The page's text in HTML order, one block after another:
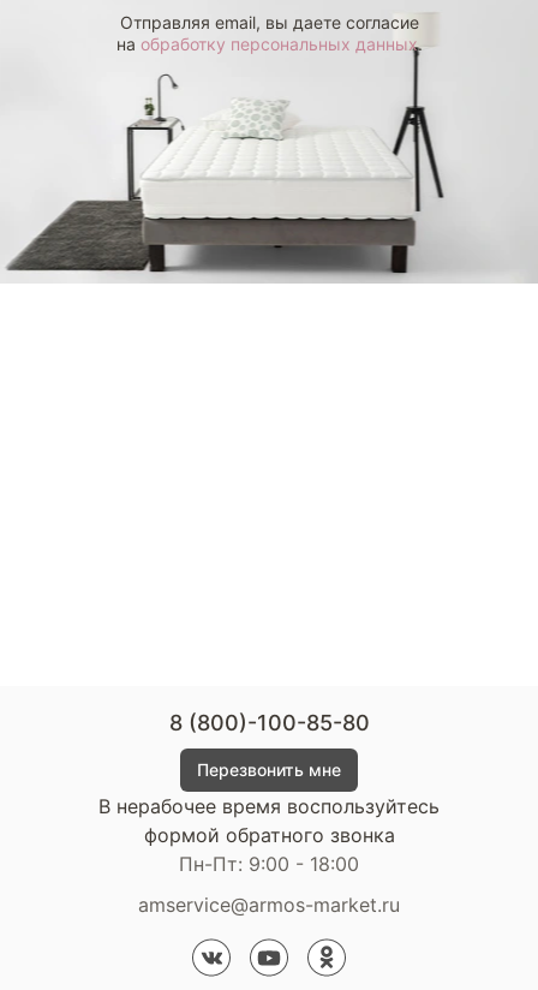
Отправляя email, вы даете согласие
на обработку персональных данных.
8 (800)-100-85-80
Перезвонить мне
В нерабочее время воспользуйтесь
формой обратного звонка
Пн-Пт: 9:00 - 18:00
amservice@armos-market.ru